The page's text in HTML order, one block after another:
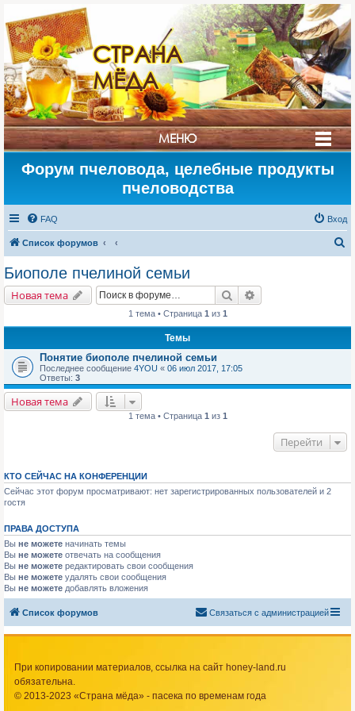
СТРАНА
МЁДА
МЕНЮ
Форум пчеловода, целебные продукты
пчеловодства
FAQ Вход
Список форумов
Биополе пчелиной семьи
Новая тема Поиск
1 тема • Страница 1 из 1
Темы
Понятие биополе пчелиной семьи
Последнее сообщение 4YOU « 06 июл 2017, 17:05
Ответы: 3
Новая тема
1 тема • Страница 1 из 1
Перейти
КТО СЕЙЧАС НА КОНФЕРЕНЦИИ
Сейчас этот форум просматривают: нет зарегистрированных пользователей и 2
гостя
ПРАВА ДОСТУПА
Вы не можете начинать темы
Вы не можете отвечать на сообщения
Вы не можете редактировать свои сообщения
Вы не можете удалять свои сообщения
Вы не можете добавлять вложения
Список форумов Связаться с администрацией
При копировании материалов, ссылка на сайт honey-land.ru
обязательна.
© 2013-2023 «Страна мёда» - пасека по временам года